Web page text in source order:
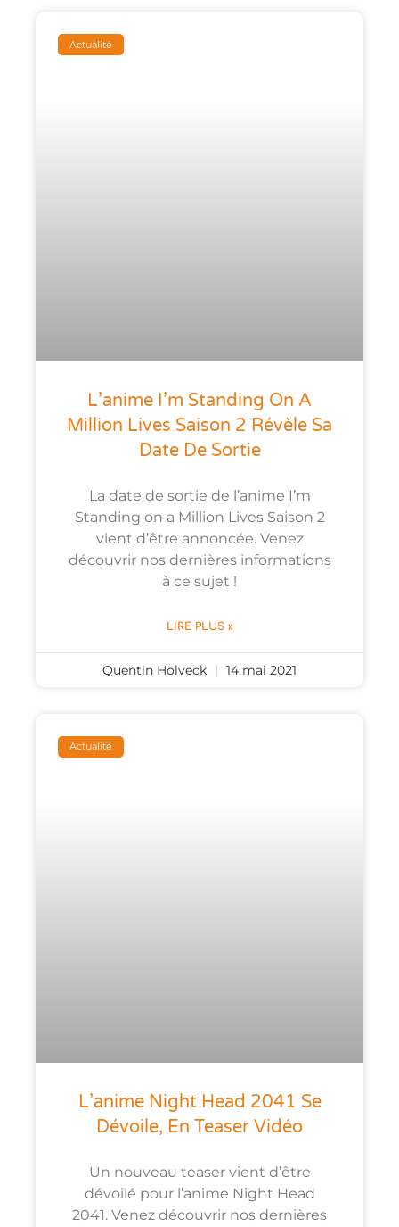
Actualité
L’anime I’m Standing On A
Million Lives Saison 2 Révèle Sa
Date De Sortie
La date de sortie de l’anime I’m
Standing on a Million Lives Saison 2
vient d’être annoncée. Venez
découvrir nos dernières informations
à ce sujet !
LIRE PLUS »
Quentin Holveck 14 mai 2021
Actualité
L’anime Night Head 2041 Se
Dévoile, En Teaser Vidéo
Un nouveau teaser vient d’être
dévoilé pour l’anime Night Head
2041. Venez découvrir nos dernières